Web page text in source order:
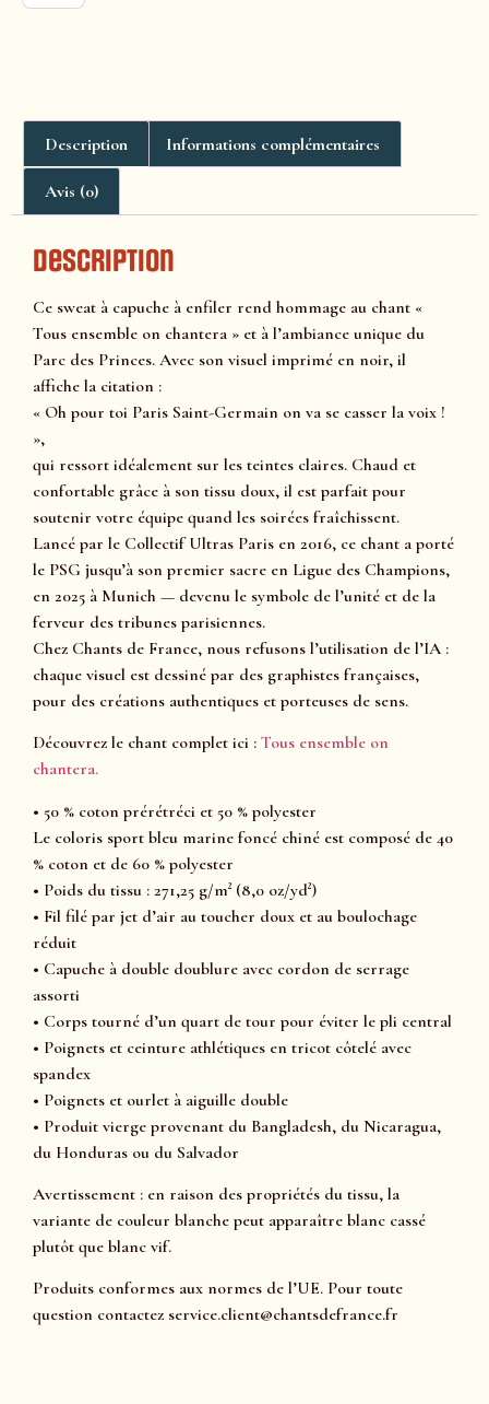
Description Informations complémentaires
Avis (0)
Description
Ce sweat à capuche à enfiler rend hommage au chant «
Tous ensemble on chantera » et à l’ambiance unique du
Parc des Princes. Avec son visuel imprimé en noir, il
affiche la citation :
« Oh pour toi Paris Saint-Germain on va se casser la voix !
»,
qui ressort idéalement sur les teintes claires. Chaud et
confortable grâce à son tissu doux, il est parfait pour
soutenir votre équipe quand les soirées fraîchissent.
Lancé par le Collectif Ultras Paris en 2016, ce chant a porté
le PSG jusqu’à son premier sacre en Ligue des Champions,
en 2025 à Munich — devenu le symbole de l’unité et de la
ferveur des tribunes parisiennes.
Chez Chants de France, nous refusons l’utilisation de l’IA :
chaque visuel est dessiné par des graphistes françaises,
pour des créations authentiques et porteuses de sens.
Découvrez le chant complet ici : Tous ensemble on
chantera.
• 50 % coton prérétréci et 50 % polyester
Le coloris sport bleu marine foncé chiné est composé de 40
% coton et de 60 % polyester
• Poids du tissu : 271,25 g/m² (8,0 oz/yd²)
• Fil filé par jet d’air au toucher doux et au boulochage
réduit
• Capuche à double doublure avec cordon de serrage
assorti
• Corps tourné d’un quart de tour pour éviter le pli central
• Poignets et ceinture athlétiques en tricot côtelé avec
spandex
• Poignets et ourlet à aiguille double
• Produit vierge provenant du Bangladesh, du Nicaragua,
du Honduras ou du Salvador
Avertissement : en raison des propriétés du tissu, la
variante de couleur blanche peut apparaître blanc cassé
plutôt que blanc vif.
Produits conformes aux normes de l’UE. Pour toute
question contactez service.client@chantsdefrance.fr